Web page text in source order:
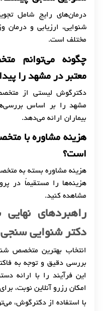
درمان‌های رایج شامل
شنوایی، ارزیابی و
مختلف است.
چگونه می‌توانم
معتبر در مشهد را
دکترگوش لیستی از
مشهد را بر اساس
بیماران ارائه می‌دهد.
هزینه مشاوره با
است؟
هزینه مشاوره بسته به
هزینه‌ها را مستقیماً در
مشاهده کنید.
راهبردهای نهایی
دکتر شنوایی
انتخاب بهترین متخصص
بررسی دقیق و توجه به
این فرآیند را با ارائه
امکان رزرو آنلاین نوبت،
با استفاده از دکترگوش،